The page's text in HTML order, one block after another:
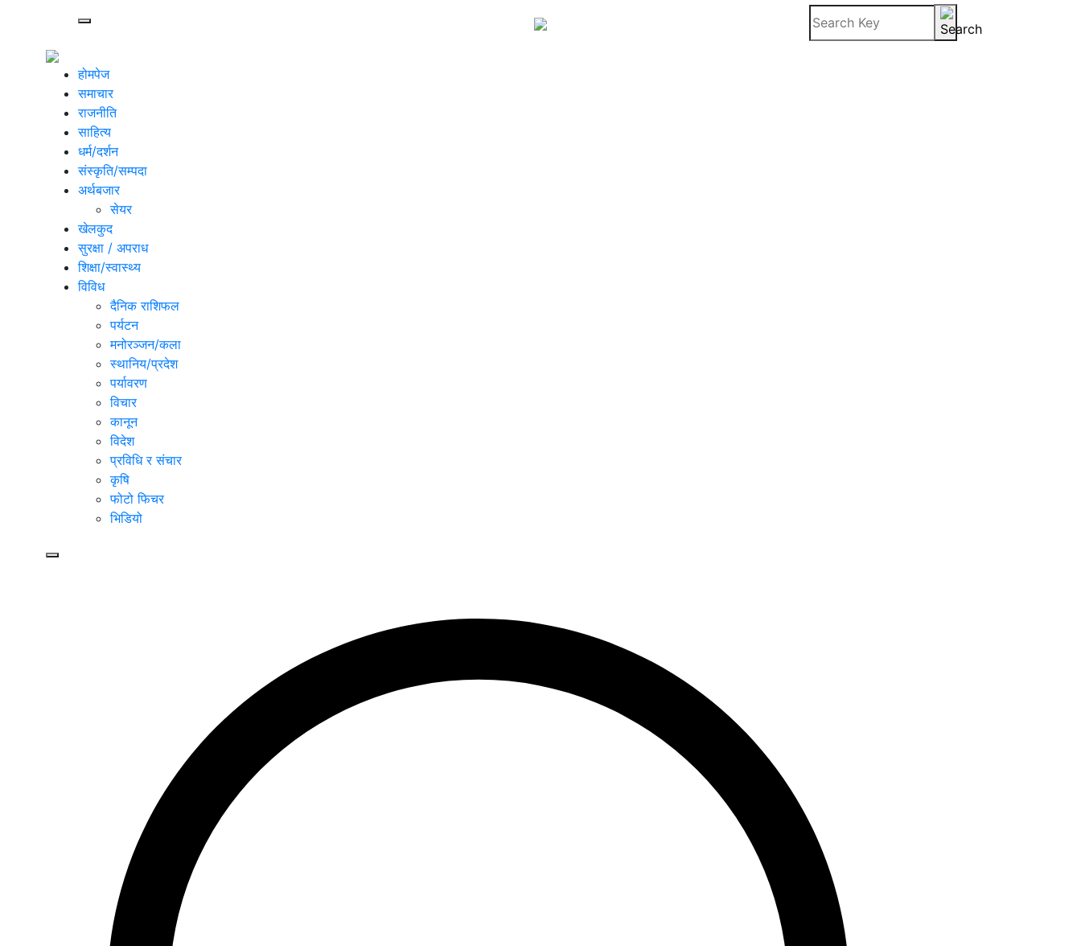
होमपेज
समाचार
राजनीति
साहित्य
धर्म/दर्शन
संस्कृति/सम्पदा
अर्थबजार
सेयर
खेलकुद
सुरक्षा / अपराध
शिक्षा/स्वास्थ्य
विविध
दैनिक राशिफल
पर्यटन
मनोरञ्जन/कला
स्थानिय/प्रदेश
पर्यावरण
विचार
कानून
विदेश
प्रविधि र संचार
कृषि
फोटो फिचर
भिडियो